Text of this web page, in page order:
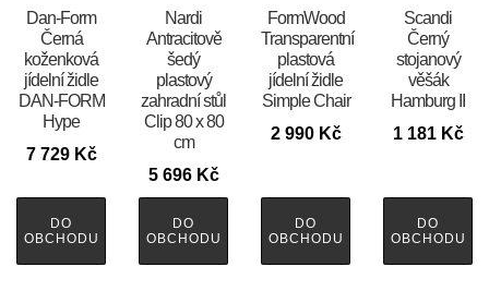
​​​​​Dan-Form
Černá
koženková
jídelní židle
DAN-FORM
Hype
7 729 Kč
DO
OBCHODU
Nardi
Antracitově
šedý
plastový
zahradní stůl
Clip 80 x 80
cm
5 696 Kč
DO
OBCHODU
FormWood
Transparentní
plastová
jídelní židle
Simple Chair
2 990 Kč
DO
OBCHODU
Scandi
Černý
stojanový
věšák
Hamburg II
1 181 Kč
DO
OBCHODU